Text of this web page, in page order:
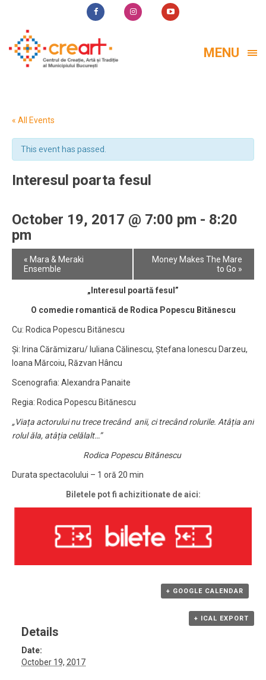
MENU
« All Events
This event has passed.
Interesul poarta fesul
October 19, 2017 @ 7:00 pm - 8:20
pm
Event
Navigation
« Mara & Meraki
Ensemble
Money Makes The Mare
to Go »
„Interesul poartă fesul”
O comedie romantică de Rodica Popescu Bitănescu
Cu: Rodica Popescu Bitănescu
Și: Irina Cărămizaru/ Iuliana Călinescu, Ștefana Ionescu Darzeu,
Ioana Mărcoiu, Răzvan Hâncu
Scenografia: Alexandra Panaite
Regia: Rodica Popescu Bitănescu
„Viața actorului nu trece trecând anii, ci trecând rolurile. Atâția ani
rolul ăla, atâția celălalt…”
Rodica Popescu Bitănescu
Durata spectacolului – 1 oră 20 min
Biletele pot fi achizitionate de aici:
+ GOOGLE CALENDAR
+ ICAL EXPORT
Details
Date:
October 19, 2017